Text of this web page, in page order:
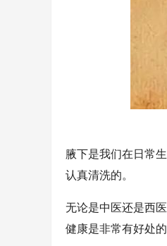
腋下是我们在日常
认真清洗的。
无论是中医还是西
健康是非常有好处的